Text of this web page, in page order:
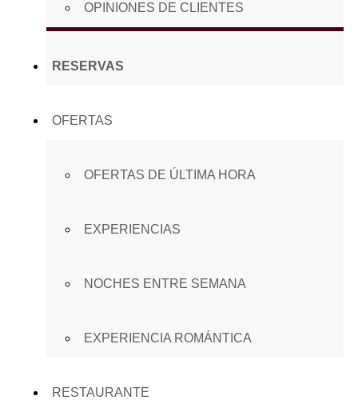
OPINIONES DE CLIENTES
RESERVAS
OFERTAS
OFERTAS DE ÚLTIMA HORA
EXPERIENCIAS
NOCHES ENTRE SEMANA
EXPERIENCIA ROMÁNTICA
RESTAURANTE